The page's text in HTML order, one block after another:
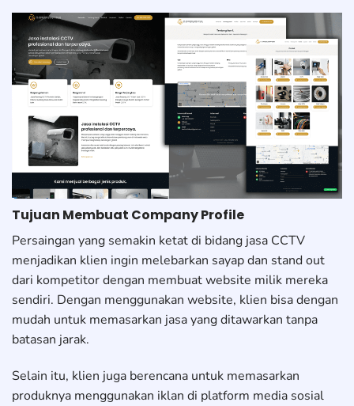
Tujuan Membuat Company Profile
Persaingan yang semakin ketat di bidang jasa CCTV
menjadikan klien ingin melebarkan sayap dan stand out
dari kompetitor dengan membuat website milik mereka
sendiri. Dengan menggunakan website, klien bisa dengan
mudah untuk memasarkan jasa yang ditawarkan tanpa
batasan jarak.
Selain itu, klien juga berencana untuk memasarkan
produknya menggunakan iklan di platform media sosial